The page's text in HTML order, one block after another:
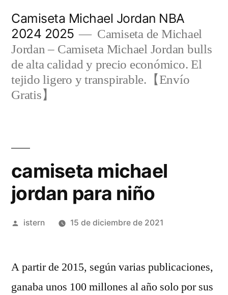
contenido
Camiseta Michael Jordan NBA
2024 2025
Camiseta de Michael
Jordan – Camiseta Michael Jordan bulls
de alta calidad y precio económico. El
tejido ligero y transpirable.【Envío
Gratis】
camiseta michael
jordan para niño
Publicado
istern 15 de diciembre de 2021
A partir de 2015, según varias publicaciones,
ganaba unos 100 millones al año solo por sus